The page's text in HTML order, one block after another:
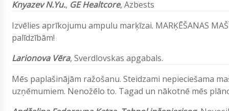
Knyazev N.Yu., GE Healtcore, Azbests
Izvēlies aprīkojumu ampulu marķīzai. MARĶĒŠANAS
palīdzībām!
Larionova Vēra, Sverdlovskas apgabals.
Mēs paplašinājām ražošanu. Steidzami nepieciešama
uzņēmumiem. Nenožēlo to. Tagad un nākotnē mēs